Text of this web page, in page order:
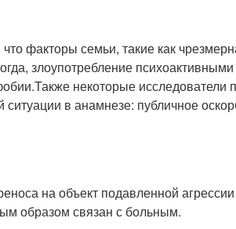
факторы семьи, такие как
злоупотребление
Также некоторые исследователи
в анамнезе: публичное
на объект подавленной
образом связан с больным.